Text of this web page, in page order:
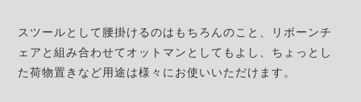
スツールとして腰掛けるのはもちろんのこと、リボーンチ
ェアと組み合わせてオットマンとしてもよし、ちょっとし
た荷物置きなど用途は様々にお使いいただけます。